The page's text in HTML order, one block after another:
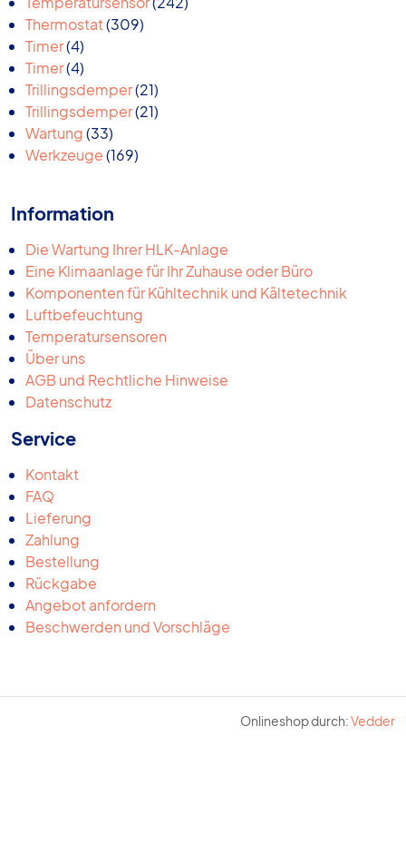
Thermostat 309309
Timer 44
Produkte
Timer 44
Produkte
Trillingsdemper 2121
Produkte
Trillingsdemper 2121
Wartung 3333
Produkte
Werkzeuge 169169
Information
Die Wartung Ihrer HLK-Anlage
Eine Klimaanlage für Ihr Zuhause oder Büro
Komponenten für Kühltechnik und Kältetechnik
Luftbefeuchtung
Temperatursensoren
Über uns
AGB und Rechtliche Hinweise
Datenschutz
Service
Kontakt
FAQ
Lieferung
Zahlung
Bestellung
Rückgabe
Angebot anfordern
Beschwerden und Vorschläge
Onlineshop durch:Vedder